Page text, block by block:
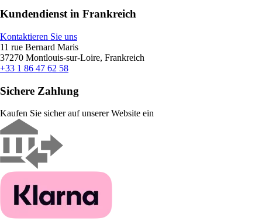
Kundendienst in Frankreich
Kontaktieren Sie uns
11 rue Bernard Maris
37270 Montlouis-sur-Loire, Frankreich
+33 1 86 47 62 58
Sichere Zahlung
Kaufen Sie sicher auf unserer Website ein